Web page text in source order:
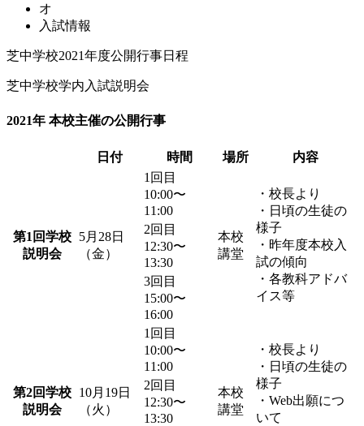
オ
入試情報
芝中学校2021年度公開行事日程
芝中学校学内入試説明会
2021年 本校主催の公開行事
日付 時間 場所 内容
第1回学校
説明会
5月28日
（金）
1回目
10:00〜
11:00
本校
講堂
・校長より
・日頃の生徒の
様子
・昨年度本校入
試の傾向
・各教科アドバ
イス等
2回目
12:30〜
13:30
3回目
15:00〜
16:00
第2回学校
説明会
10月19日
（火）
1回目
10:00〜
11:00
本校
講堂
・校長より
・日頃の生徒の
様子
・Web出願につ
いて
2回目
12:30〜
13:30